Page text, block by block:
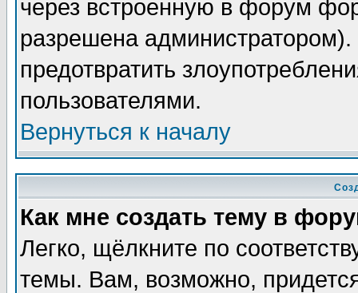
через встроенную в форум
разрешена
предотвратить
пользователями.
Вернуться к началу
Как мне создать тему в
Легко, щёлкните по
темы. Вам, возможно,